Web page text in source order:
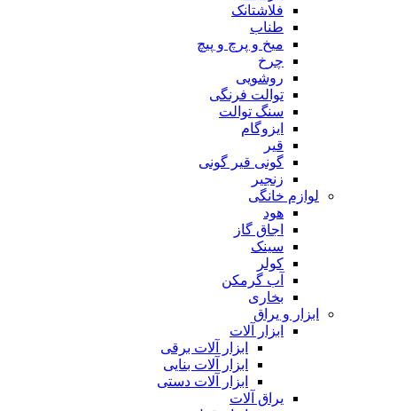
فلاشتانک
طناب
میخ و پرچ و پیچ
چرخ
روشویی
توالت فرنگی
سنگ توالت
ایزوگام
قیر
گونی قیر گونی
زنجیر
لوازم خانگی
هود
اجاق گاز
سینک
کولر
آب گرمکن
بخاری
ابزار و یراق
ابزار آلات
ابزار آلات برقی
ابزار آلات بنایی
ابزار آلات دستی
یراق آلات